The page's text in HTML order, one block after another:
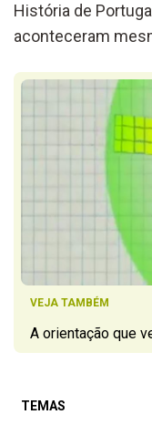
História de
aconteceram
VEJA TAMBÉM
A orientação que
TEMAS